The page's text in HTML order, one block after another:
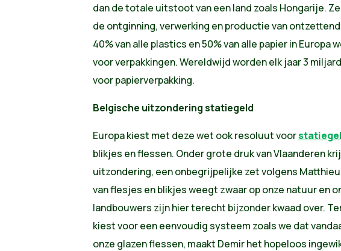
dan de totale uitstoot van een land zoals Hongarije.
de ontginning, verwerking en productie van
40% van alle plastics en 50% van alle papier in Europa
voor verpakkingen. Wereldwijd worden elk jaar 3
voor papierverpakking.
Belgische uitzondering statiegeld
Europa kiest met deze wet ook resoluut voor
blikjes en flessen. Onder grote druk van Vlaanderen
uitzondering, een onbegrijpelijke zet volgens
van flesjes en blikjes weegt zwaar op onze natuur en
landbouwers zijn hier terecht bijzonder kwaad over.
kiest voor een eenvoudig systeem zoals we dat
onze glazen flessen, maakt Demir het hopeloos